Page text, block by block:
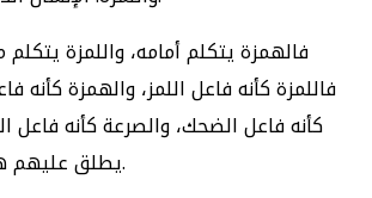
فالهمزة يتكلم أمامه، واللمزة يتكلم
فاللمزة كأنه فاعل اللمز، والهمزة كأنه
كأنه فاعل الضحك، والصرعة كأنه فاعل
يطلق عليهم هذه الصيغة (فعلة).